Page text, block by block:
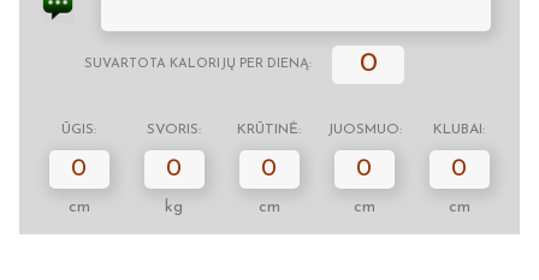
SUVARTOTA KALORIJŲ PER DIENĄ: 0
ŪGIS: SVORIS: KRŪTINĖ: JUOSMUO: KLUBAI:
0
cm
0
kg
0
cm
0
cm
0
cm